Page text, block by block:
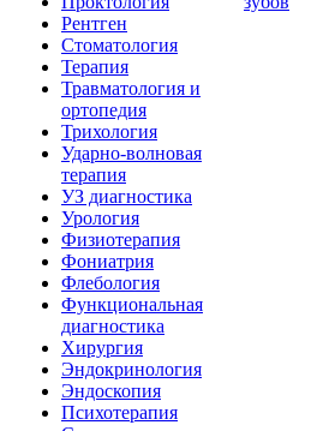
Рентген
Стоматология
Терапия
Травматология и
ортопедия
Трихология
Ударно-волновая
терапия
УЗ диагностика
Урология
Физиотерапия
Фониатрия
Флебология
Функциональная
диагностика
Хирургия
Эндокринология
Эндоскопия
Психотерапия